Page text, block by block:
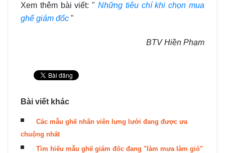
Xem thêm bài viết: " Những tiêu chí khi chọn mua
ghế giám đốc "
BTV Hiền Phạm
Bài viết khác
Các mẫu ghế nhân viên lưng lưới đang được ưa
chuộng nhất
Tìm hiểu mẫu ghế giám đốc đang "làm mưa làm gió"